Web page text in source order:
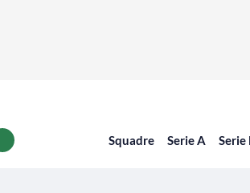
Squadre Serie A Serie